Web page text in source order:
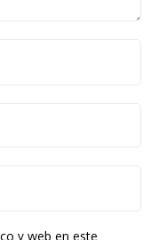
y web en este